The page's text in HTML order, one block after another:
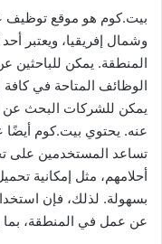
بيت.كوم هو موقع توظيف
وشمال إفريقيا، ويعتبر
المنطقة. يمكن للباحثين
الوظائف المتاحة في كافة
يمكن للشركات البحث عن
عنه. يحتوي بيت.كوم
تساعد المستخدمين على
أحلامهم، مثل إمكانية
بسهولة. لذلك، فإن
عن عمل في المنطقة،